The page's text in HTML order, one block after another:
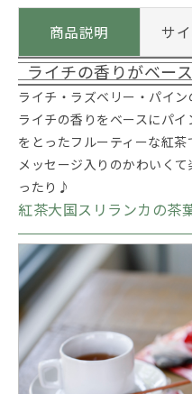
商品説明 サ
ライチの香りがベー
ライチ・ラズベリー・パイン
ライチの香りをベースにパ
をとったフルーティーな紅茶
メッセージ入りのかわいく
ったり♪
紅茶大国スリランカの茶